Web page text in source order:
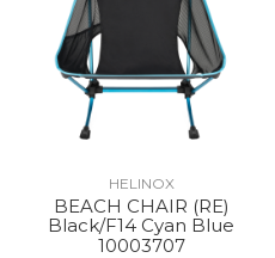
HELINOX
BEACH CHAIR (RE)
Black/F14 Cyan Blue
10003707